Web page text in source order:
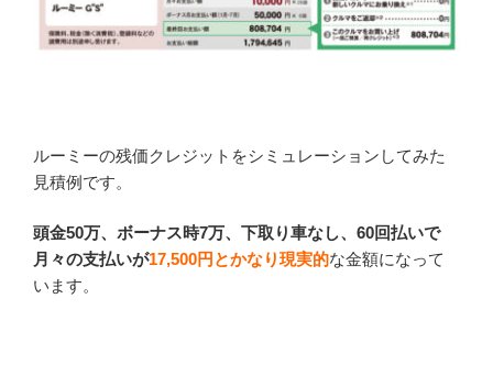
ルーミーの残価クレジットをシミュレーションしてみた
見積例です。
頭金50万、ボーナス時7万、下取り車なし、60回払いで
月々の支払いが17,500円 とかなり現実的な金額になって
います。